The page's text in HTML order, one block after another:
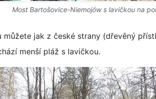
Most Bartošovice-Niemojów s lavičkou na
můžete jak z české strany (dřevěný
menší pláž s lavičkou.